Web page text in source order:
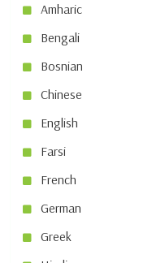
Amharic
Bengali
Bosnian
Chinese
English
Farsi
French
German
Greek